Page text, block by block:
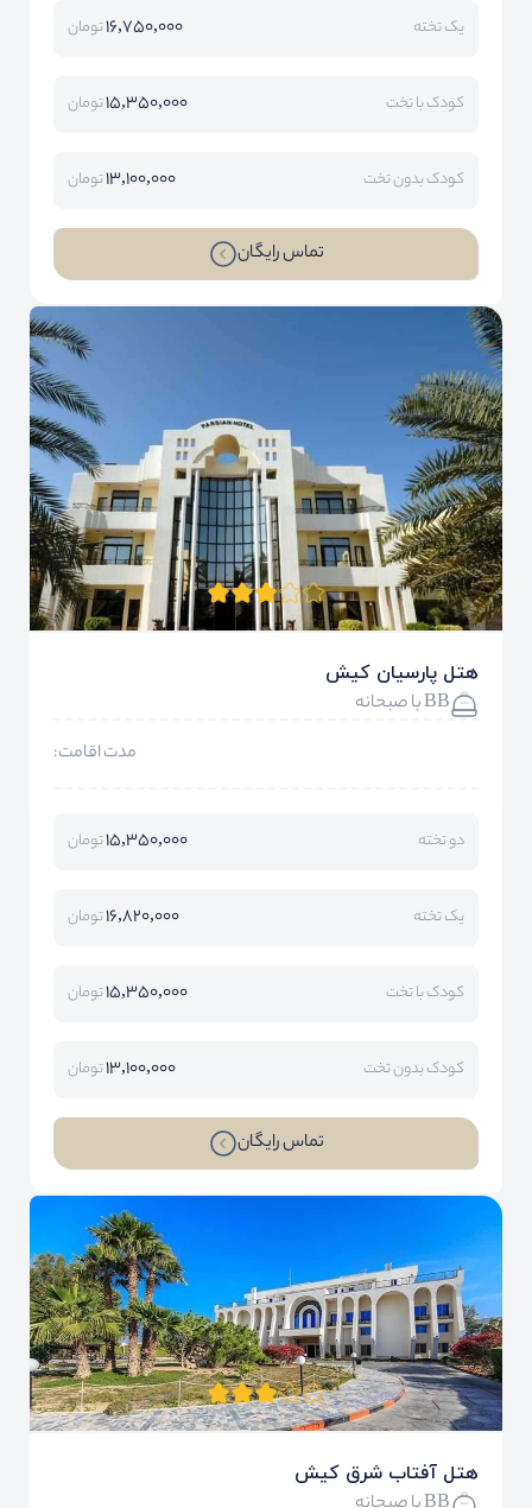
یک تخته 16,750,000تومان
کودک با تخت 15,350,000تومان
کودک بدون تخت 13,100,000تومان
تماس رایگان
هتل پارسیان کیش
BB با صبحانه
مدت اقامت:
دو تخته 15,350,000تومان
یک تخته 16,820,000تومان
کودک با تخت 15,350,000تومان
کودک بدون تخت 13,100,000تومان
تماس رایگان
هتل آفتاب شرق کیش